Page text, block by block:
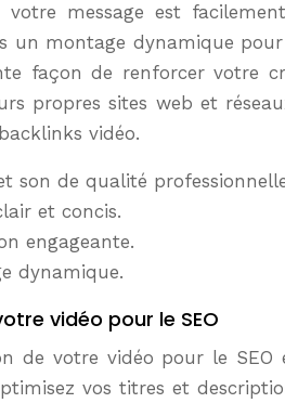
votre message est
un montage dynamique
façon de renforcer votre
propres sites web et
vidéo.
son de qualité
et concis.
engageante.
dynamique.
vidéo pour le SEO
de votre vidéo pour le
vos titres et